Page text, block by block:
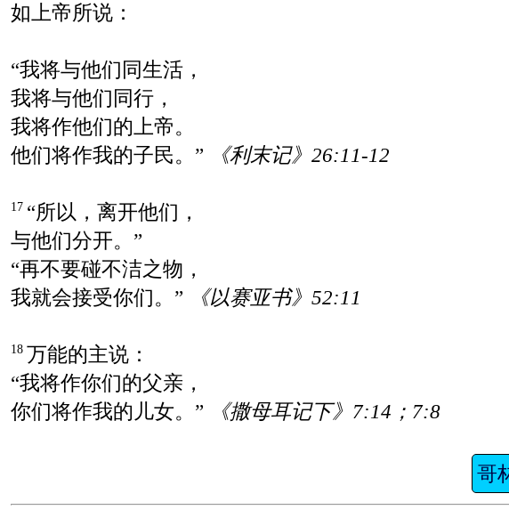
如上帝所说：
“我将与他们同生活，
我将与他们同行，
我将作他们的上帝。
他们将作我的子民。”
《利末记》26:11-12
17 “所以，离开他们，
与他们分开。”
“再不要碰不洁之物，
我就会接受你们。”
《以赛亚书》52:11
18 万能的主说：
“我将作你们的父亲，
你们将作我的儿女。”
《撒母耳记下》7:14；7:8
哥